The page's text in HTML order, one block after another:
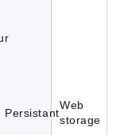
Persistant
Web
storage